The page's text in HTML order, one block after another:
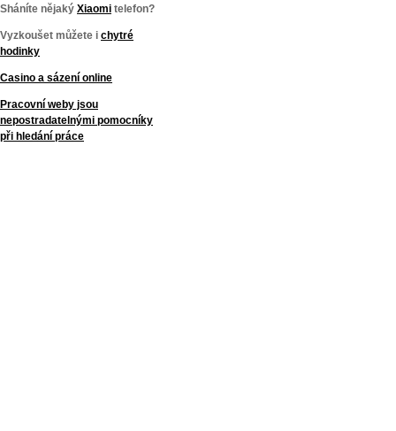
Sháníte nějaký Xiaomi telefon?
Vyzkoušet můžete i chytré
hodinky
Casino a sázení online
Pracovní weby jsou
nepostradatelnými pomocníky
při hledání práce